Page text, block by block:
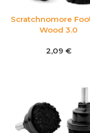
Scratchnomore
Wood 3.0
2,09 €